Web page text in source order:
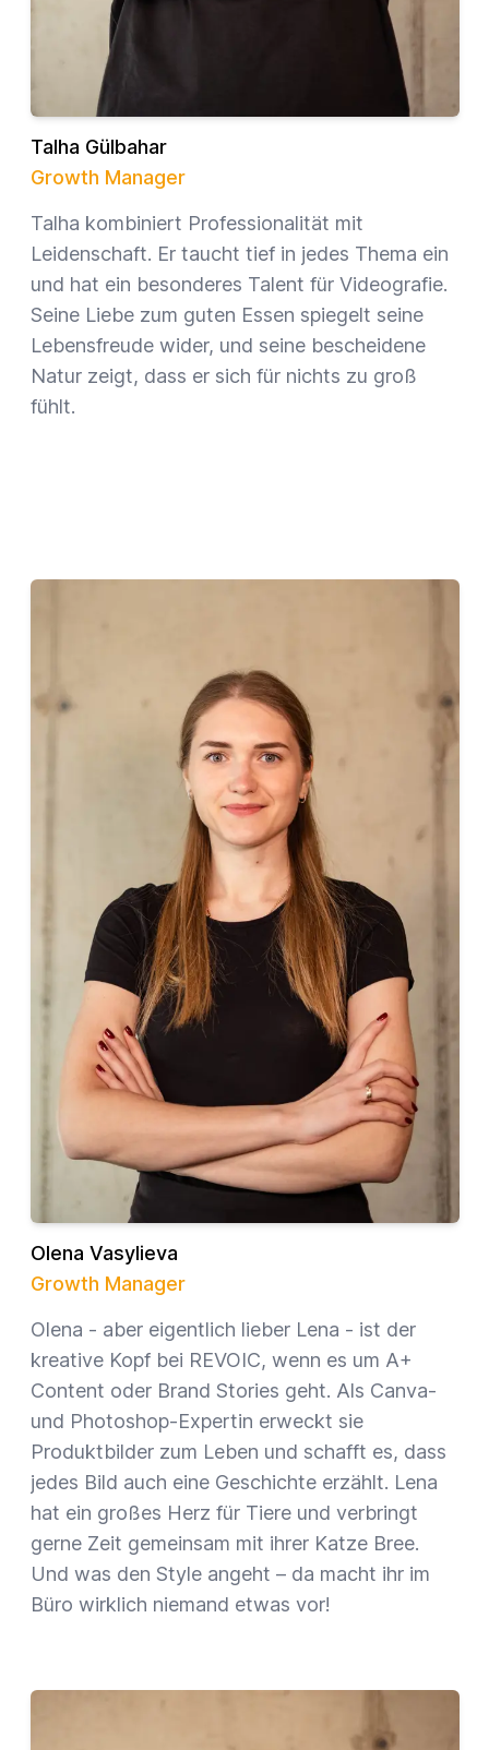
Talha Gülbahar
Growth Manager
Talha kombiniert Professionalität mit
Leidenschaft. Er taucht tief in jedes Thema ein
und hat ein besonderes Talent für Videografie.
Seine Liebe zum guten Essen spiegelt seine
Lebensfreude wider, und seine bescheidene
Natur zeigt, dass er sich für nichts zu groß
fühlt.
Olena Vasylieva
Growth Manager
Olena - aber eigentlich lieber Lena - ist der
kreative Kopf bei REVOIC, wenn es um A+
Content oder Brand Stories geht. Als Canva-
und Photoshop-Expertin erweckt sie
Produktbilder zum Leben und schafft es, dass
jedes Bild auch eine Geschichte erzählt. Lena
hat ein großes Herz für Tiere und verbringt
gerne Zeit gemeinsam mit ihrer Katze Bree.
Und was den Style angeht – da macht ihr im
Büro wirklich niemand etwas vor!